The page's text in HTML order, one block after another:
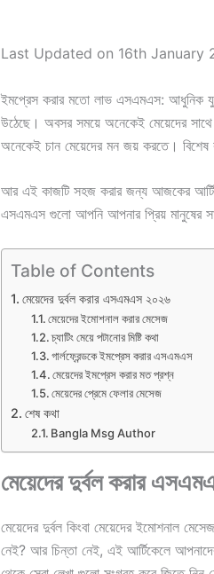
Last Updated on 16th January
ইমপ্রেস করার মতো লাভ এসএমএস: আধুনিক
উঠেছে। অবসর সময়ে অনেকেই মেয়েদের সাথে
অনেকেই চান মেয়েদের মন জয় করতে। বিশেষ
আর এই কাজটি সহজ করার জন্য আজকের
এসএমএস গুলো আপনি আপনার প্রিয় মানুষের
Table of Contents
মেয়েদের দুর্বল করার এসএমএস ২০২৬
মেয়েদের ইমোশনাল করার মেসেজ
চ্যাটিং মেয়ে পটানোর মিষ্টি কথা
গার্লফ্রেন্ডকে ইমপ্রেস করার এসএমএস
মেয়েদের ইমপ্রেস করার মত প্রশ্ন
মেয়েদের প্রেমে ফেলার মেসেজ
শেষ কথা
Bangla Msg Author
মেয়েদের দুর্বল করার
মেয়েদের দুর্বল কিংবা মেয়েদের ইমোশনাল
নেই? আর চিন্তা নেই, এই আর্টিকেলে